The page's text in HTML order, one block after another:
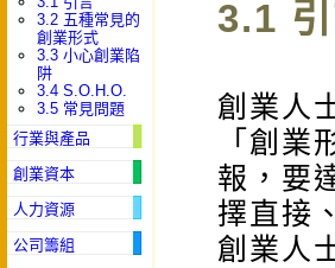
3.2 五種常見的
創業形式
3.3 小心創業陷
阱
3.4 S.O.H.O.
3.5 常見問題
行業與產品
創業資本
人力資源
公司籌組
3.1
創業人
「創
報，要
擇直接
創業人